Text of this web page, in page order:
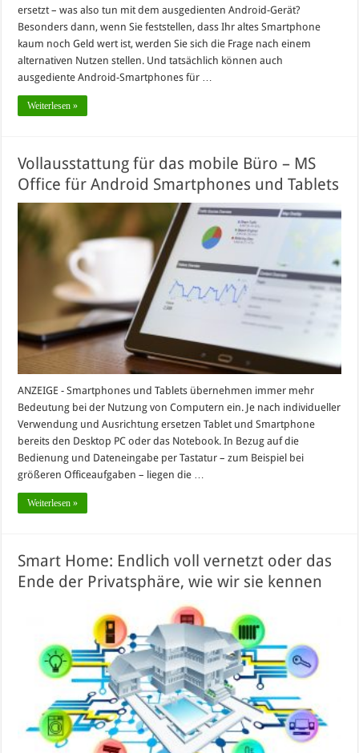
ersetzt – was also tun mit dem ausgedienten Android-Gerät?
Besonders dann, wenn Sie feststellen, dass Ihr altes Smartphone
kaum noch Geld wert ist, werden Sie sich die Frage nach einem
alternativen Nutzen stellen. Und tatsächlich können auch
ausgediente Android-Smartphones für …
Weiterlesen »
Vollausstattung für das mobile Büro – MS
Office für Android Smartphones und Tablets
ANZEIGE - Smartphones und Tablets übernehmen immer mehr
Bedeutung bei der Nutzung von Computern ein. Je nach individueller
Verwendung und Ausrichtung ersetzen Tablet und Smartphone
bereits den Desktop PC oder das Notebook. In Bezug auf die
Bedienung und Dateneingabe per Tastatur – zum Beispiel bei
größeren Officeaufgaben – liegen die …
Weiterlesen »
Smart Home: Endlich voll vernetzt oder das
Ende der Privatsphäre, wie wir sie kennen